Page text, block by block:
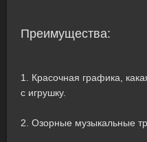
Преимущества:
1. Красочная графика,
с игрушку.
2. Озорные музыкальные